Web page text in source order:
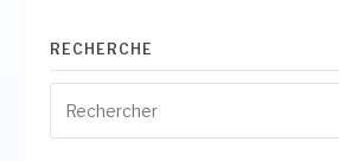
RECHERCHE
pour
: